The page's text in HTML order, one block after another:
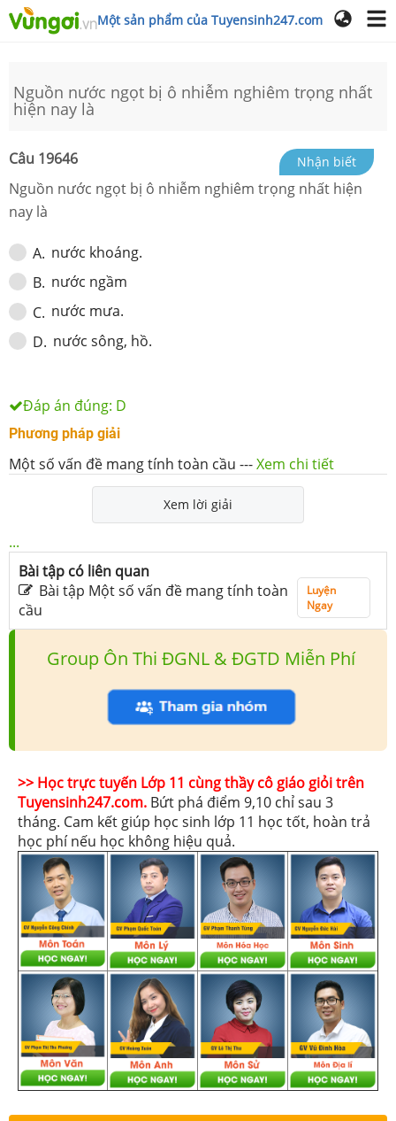
Một sản phẩm của Tuyensinh247.com
Nguồn nước ngọt bị ô nhiễm nghiêm trọng nhất
hiện nay là
Câu 19646 Nhận biết
Nguồn nước ngọt bị ô nhiễm nghiêm trọng nhất hiện
nay là
A. nước khoáng.
B. nước ngầm
C. nước mưa.
D. nước sông, hồ.
Đáp án đúng: D
Phương pháp giải
Một số vấn đề mang tính toàn cầu ---Xem chi tiết
Xem lời giải
...
Bài tập có liên quan
Bài tập Một số vấn đề mang tính toàn
cầu
Luyện
Ngay
Group Ôn Thi ĐGNL & ĐGTD Miễn Phí
>> Học trực tuyến Lớp 11 cùng thầy cô giáo giỏi trên
Tuyensinh247.com. Bứt phá điểm 9,10 chỉ sau 3
tháng. Cam kết giúp học sinh lớp 11 học tốt, hoàn trả
học phí nếu học không hiệu quả.